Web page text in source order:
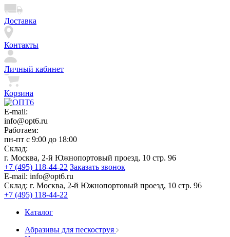
Доставка
Контакты
Личный кабинет
Корзина
E-mail:
info@opt6.ru
Работаем:
пн-пт с 9:00 до 18:00
Склад:
г. Москва, 2-й Южнопортовый проезд, 10 стр. 96
+7 (495) 118-44-22 Заказать звонок
E-mail: info@opt6.ru
Склад: г. Москва, 2-й Южнопортовый проезд, 10 стр. 96
+7 (495) 118-44-22
Каталог
Абразивы для пескоструя